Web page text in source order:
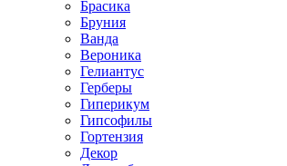
Брасика
Бруния
Ванда
Вероника
Гелиантус
Герберы
Гиперикум
Гипсофилы
Гортензия
Декор